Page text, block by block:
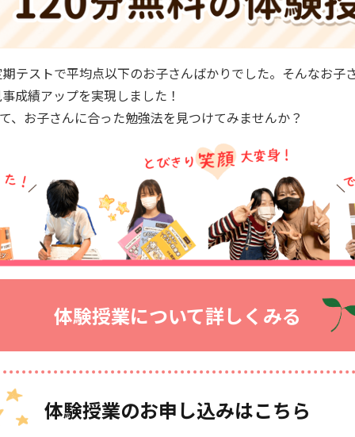
テストで平均点以下のお子さんばかりでした。そんなお子
成績アップを実現しました！
、お子さんに合った勉強法を見つけてみませんか？
体験授業について詳しくみる
体験授業のお申し込みはこちら